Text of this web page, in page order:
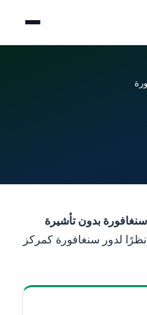
سنغافورة بدون تأشيرة
لدور سنغافورة كمركز